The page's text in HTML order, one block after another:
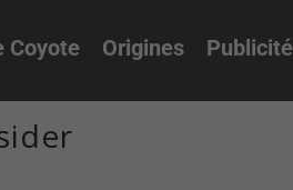
Coyote Origines Publicité